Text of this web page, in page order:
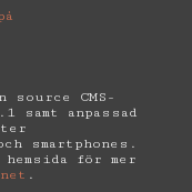
source CMS-
samt anpassad
smartphones.
för mer
.